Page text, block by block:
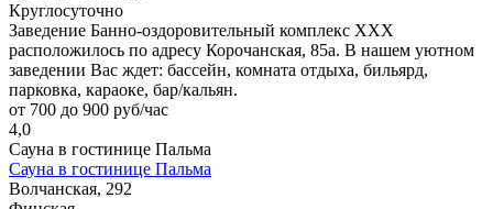
Круглосуточно
Заведение Банно-оздоровительный комплекс ХХХ
расположилось по адресу Корочанская, 85а. В нашем уютном
заведении Вас ждет: бассейн, комната отдыха, бильярд,
парковка, караоке, бар/кальян.
от 700 до 900 руб/час
4,0
Сауна в гостинице Пальма
Сауна в гостинице Пальма
Волчанская, 292